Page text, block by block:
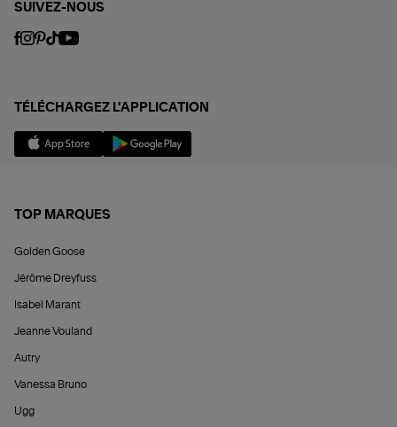
SUIVEZ-NOUS
TÉLÉCHARGEZ L'APPLICATION
TOP MARQUES
Golden Goose
Jérôme Dreyfuss
Isabel Marant
Jeanne Vouland
Autry
Vanessa Bruno
Ugg